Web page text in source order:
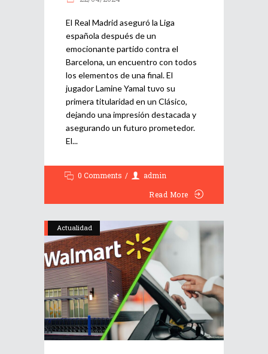
El Real Madrid aseguró la Liga
española después de un
emocionante partido contra el
Barcelona, un encuentro con todos
los elementos de una final. El
jugador Lamine Yamal tuvo su
primera titularidad en un Clásico,
dejando una impresión destacada y
asegurando un futuro prometedor.
El
0 Comments
admin
Read More
Actualidad